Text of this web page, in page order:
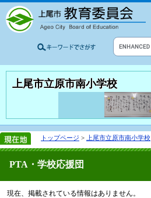
上尾市立原市南小学校
トップページ > 上尾市立原市南小学校
PTA・学校応援団
現在、掲載されている情報はありません。